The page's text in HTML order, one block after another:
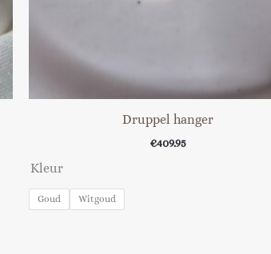
Druppel hanger
€409.95
Kleur
Goud Witgoud